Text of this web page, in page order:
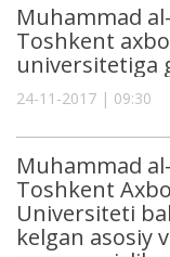
Muhammad
Toshkent
universitetiga
24-11-2017 | 09:30
Muhammad
Toshkent
Universiteti
kelgan asosiy